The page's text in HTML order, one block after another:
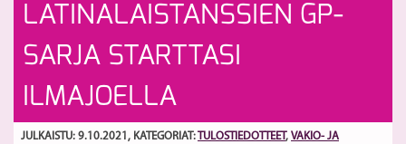
LATINALAISTANSSIEN GP-
SARJA STARTTASI
ILMAJOELLA
JULKAISTU: 9.10.2021 , KATEGORIAT: TULOSTIEDOTTEET , VAKIO- JA